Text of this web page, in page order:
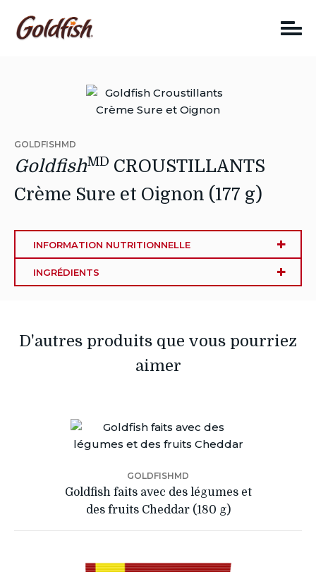
content
GOLDFISHMD
GoldfishMD CROUSTILLANTS
Crème Sure et Oignon (177 g)
INFORMATION NUTRITIONNELLE
INGRÉDIENTS
D'autres produits que vous pourriez
aimer
GOLDFISHMD
Goldfish faits avec des légumes et
des fruits Cheddar (180 g)